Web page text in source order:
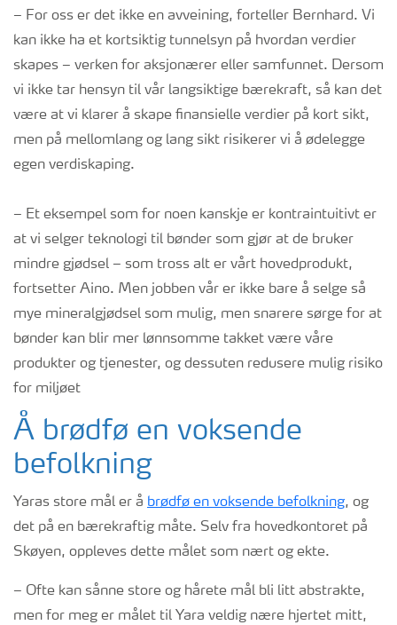
– For oss er det ikke en avveining, forteller Bernhard. Vi
kan ikke ha et kortsiktig tunnelsyn på hvordan verdier
skapes – verken for aksjonærer eller samfunnet. Dersom
vi ikke tar hensyn til vår langsiktige bærekraft, så kan det
være at vi klarer å skape finansielle verdier på kort sikt,
men på mellomlang og lang sikt risikerer vi å ødelegge
egen verdiskaping.
– Et eksempel som for noen kanskje er kontraintuitivt er
at vi selger teknologi til bønder som gjør at de bruker
mindre gjødsel – som tross alt er vårt hovedprodukt,
fortsetter Aino. Men jobben vår er ikke bare å selge så
mye mineralgjødsel som mulig, men snarere sørge for at
bønder kan blir mer lønnsomme takket være våre
produkter og tjenester, og dessuten redusere mulig risiko
for miljøet
Å brødfø en voksende
befolkning
Yaras store mål er å brødfø en voksende befolkning, og
det på en bærekraftig måte. Selv fra hovedkontoret på
Skøyen, oppleves dette målet som nært og ekte.
– Ofte kan sånne store og hårete mål bli litt abstrakte,
men for meg er målet til Yara veldig nære hjertet mitt,